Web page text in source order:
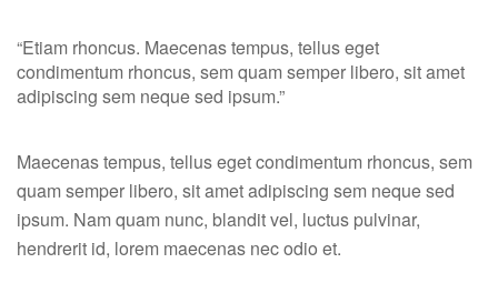
“Etiam rhoncus. Maecenas tempus, tellus eget
condimentum rhoncus, sem quam semper libero, sit amet
adipiscing sem neque sed ipsum.”
Maecenas tempus, tellus eget condimentum rhoncus, sem
quam semper libero, sit amet adipiscing sem neque sed
ipsum. Nam quam nunc, blandit vel, luctus pulvinar,
hendrerit id, lorem maecenas nec odio et.